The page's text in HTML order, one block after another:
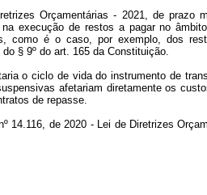
Orçamentárias - 2021, de prazo
execução de restos a pagar no
é o caso, por exemplo, dos
§ 9º do art. 165 da Constituição.
o ciclo de vida do instrumento de
afetariam diretamente os
de repasse.
14.116, de 2020 - Lei de Diretrizes